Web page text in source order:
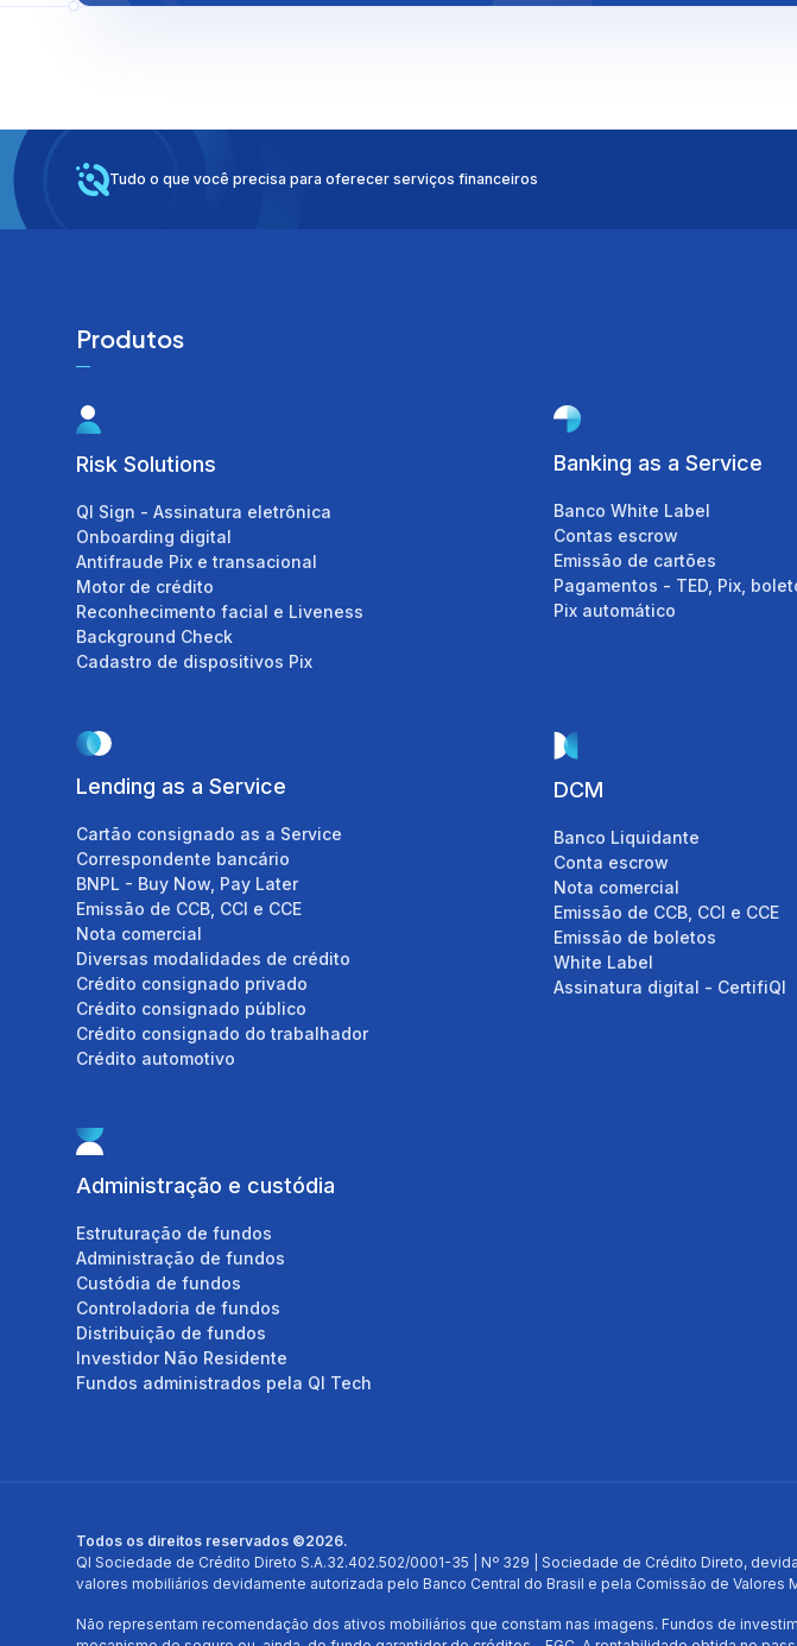
Diversas modalidades de crédito
Emissão de CCB, CCI e CCE
Assinatura digital - CertifiQI
Tudo o que você precisa para oferecer serviços financeiros
Produtos
Risk Solutions
QI Sign - Assinatura eletrônica
Onboarding digital
Antifraude Pix e transacional
Motor de crédito
Reconhecimento facial e Liveness
Background Check
Cadastro de dispositivos Pix
Banking as a Service
Banco White Label
Contas escrow
Emissão de cartões
Pagamentos - TED, Pix,
Pix automático
Lending as a Service
Cartão consignado as a Service
Correspondente bancário
BNPL - Buy Now, Pay Later
Emissão de CCB, CCI e CCE
Nota comercial
Diversas modalidades de crédito
Crédito consignado privado
Crédito consignado público
Crédito consignado do trabalhador
Crédito automotivo
DCM
Banco Liquidante
Conta escrow
Nota comercial
Emissão de CCB, CCI e CCE
Emissão de boletos
White Label
Assinatura digital - CertifiQI
Administração e custódia
Estruturação de fundos
Administração de fundos
Custódia de fundos
Controladoria de fundos
Distribuição de fundos
Investidor Não Residente
Fundos administrados pela QI Tech
Todos os direitos reservados ©2026.
QI Sociedade de Crédito Direto S.A.32.402.502/0001-35 | Nº 329 | Sociedade de Crédito Direto,
valores mobiliários devidamente autorizada pelo Banco Central do Brasil e pela Comissão de Valores
Não representam recomendação dos ativos mobiliários que constam nas imagens. Fundos de